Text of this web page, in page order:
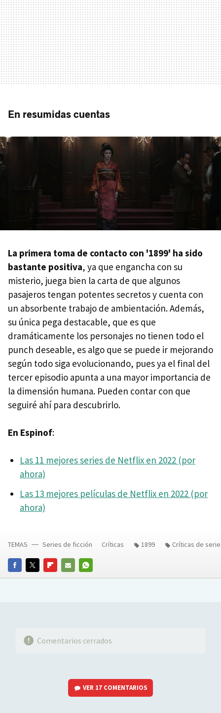
En resumidas cuentas
La primera toma de contacto con '1899' ha sido
bastante positiva, ya que engancha con su
misterio, juega bien la carta de que algunos
pasajeros tengan potentes secretos y cuenta con
un absorbente trabajo de ambientación. Además,
su única pega destacable, que es que
dramáticamente los personajes no tienen todo el
punch deseable, es algo que se puede ir mejorando
según todo siga evolucionando, pues ya el final del
tercer episodio apunta a una mayor importancia de
la dimensión humana. Pueden contar con que
seguiré ahí para descubrirlo.
En Espinof:
Las 11 mejores series de Netflix en 2022 (por
ahora)
Las 13 mejores películas de Netflix en 2022 (por
ahora)
FACEBOOKTWITTERFLIPBOARD
E-
WHATSAPP
TEMAS Series de ficción Críticas 1899 Críticas de
Comentarios cerrados
VER 17 COMENTARIOS